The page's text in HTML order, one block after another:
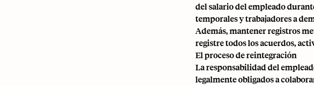
del salario del empleado
temporales y trabajadores a
Además, mantener registros
registre todos los acuerdos,
El proceso de reintegración
La responsabilidad del
legalmente obligados a